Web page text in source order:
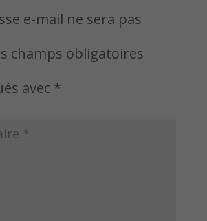
e-mail ne sera pas
champs obligatoires
avec *